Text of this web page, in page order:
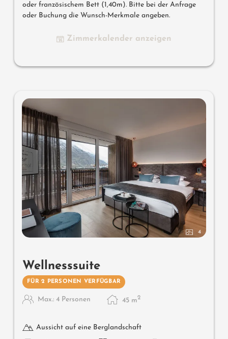
oder französischem Bett (1,40m). Bitte bei der Anfrage
oder Buchung die Wunsch-Merkmale angeben.
Zimmerkalender anzeigen
4
Wellnesssuite
FÜR 2 PERSONEN VERFÜGBAR
Max.: 4 Personen 45 m2
Aussicht auf eine Berglandschaft